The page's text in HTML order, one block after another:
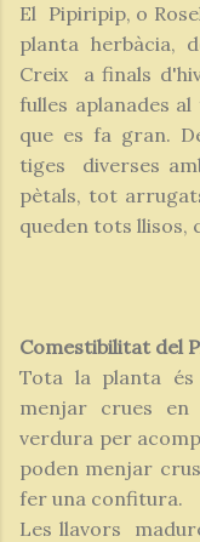
El Pipiripip, o
planta herbàcia,
Creix a finals
fulles aplanades
que es fa gran.
tiges diverses
pètals, tot
queden tots llisos,
Comestibilitat del
Tota la planta és
menjar crues en
verdura per
poden menjar
fer una confitura.
Les llavors